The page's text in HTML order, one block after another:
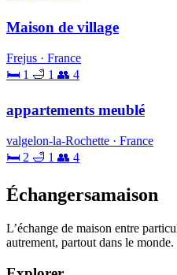
Maison de village
Frejus · France
🛏 1 🛁 1 👥 4
appartements meublé
valgelon-la-Rochette · France
🛏 2 🛁 1 👥 4
Échangersamaison
L’échange de maison entre
autrement, partout dans le monde.